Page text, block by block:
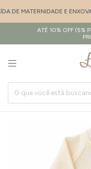
DE MATERNIDADE E ENXOVAL
ATÉ 10% OFF (5%